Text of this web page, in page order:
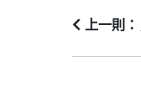
上一則：